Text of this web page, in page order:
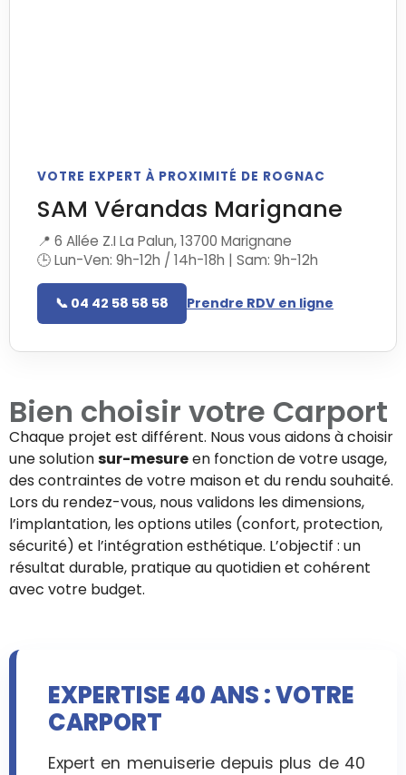
VOTRE EXPERT À PROXIMITÉ DE ROGNAC
SAM Vérandas Marignane
📍 6 Allée Z.I La Palun, 13700 Marignane
🕒 Lun-Ven: 9h-12h / 14h-18h | Sam: 9h-12h
📞 04 42 58 58 58 Prendre RDV en ligne
Bien choisir votre Carport
Chaque projet est différent. Nous vous aidons à choisir
une solutionsur-mesureen fonction de votre usage,
des contraintes de votre maison et du rendu souhaité.
Lors du rendez-vous, nous validons les dimensions,
l’implantation, les options utiles (confort, protection,
sécurité) et l’intégration esthétique. L’objectif : un
résultat durable, pratique au quotidien et cohérent
avec votre budget.
EXPERTISE 40 ANS : VOTRE
CARPORT
Expert en menuiserie depuis plus de 40